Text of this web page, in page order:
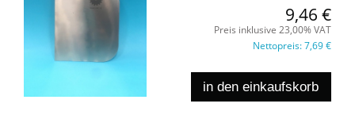
9,46 €
Preis inklusive 23,00% VAT
Nettopreis:7,69 €
in den einkaufskorb